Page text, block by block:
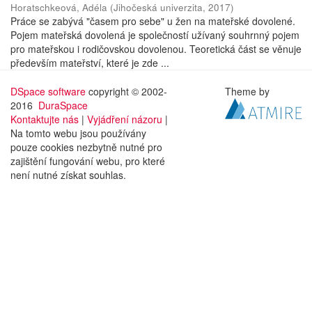
Horatschkeová, Adéla (Jihočeská univerzita, 2017)
Práce se zabývá "časem pro sebe" u žen na mateřské dovolené.
Pojem mateřská dovolená je společností užívaný souhrnný pojem
pro mateřskou i rodičovskou dovolenou. Teoretická část se věnuje
především mateřství, které je zde ...
DSpace software copyright © 2002-
2016 DuraSpace
Kontaktujte nás | Vyjádření názoru |
Na tomto webu jsou používány
pouze cookies nezbytně nutné pro
zajištění fungování webu, pro které
není nutné získat souhlas.
Theme by